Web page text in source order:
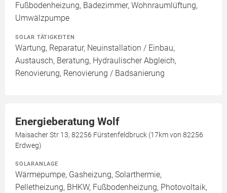
Fußbodenheizung, Badezimmer, Wohnraumlüftung,
Umwälzpumpe
SOLAR TÄTIGKEITEN
Wartung, Reparatur, Neuinstallation / Einbau,
Austausch, Beratung, Hydraulischer Abgleich,
Renovierung, Renovierung / Badsanierung
Energieberatung Wolf
Maisacher Str 13, 82256 Fürstenfeldbruck (17km von 82256
Erdweg)
SOLARANLAGE
Wärmepumpe, Gasheizung, Solarthermie,
Pelletheizung, BHKW, Fußbodenheizung, Photovoltaik,